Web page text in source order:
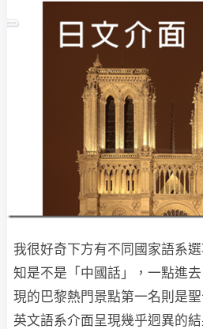
我很好奇下方有不同國家語系
知是不是「中國話」，一點進
現的巴黎熱門景點第一名則是
英文語系介面呈現幾乎迥異的結